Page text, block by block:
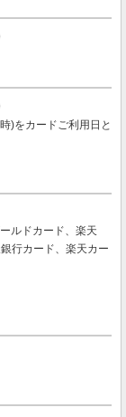
)をカードご利用日と
ルドカード、楽天
行カード、楽天カー